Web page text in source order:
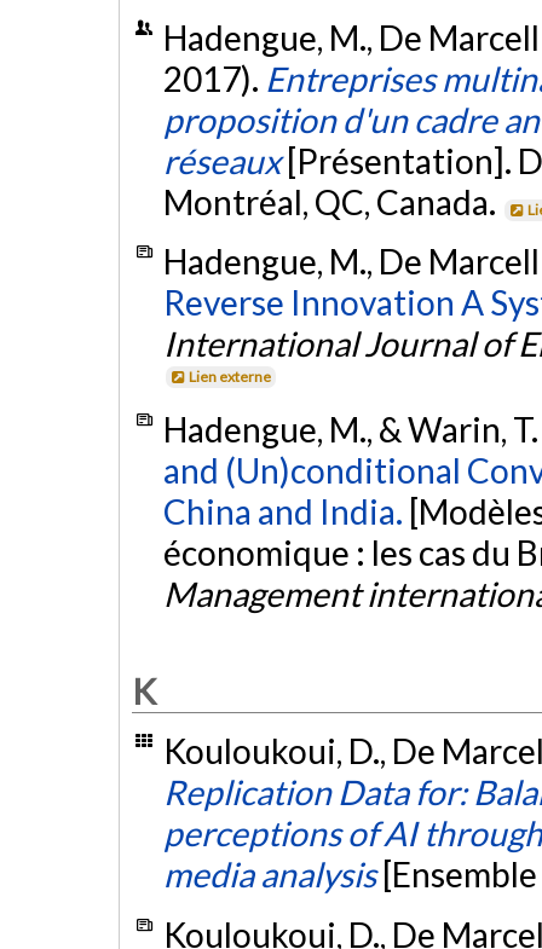
Hadengue, M., De
2017). Entreprises
proposition d'un cadre
réseaux [Présentation].
Montréal, QC, Canada.
Hadengue, M., De
Reverse Innovation A
International Journal of
Lien externe
Hadengue, M., & Warin,
and (Un)conditional
China and India.
économique : les cas du
Management
K
Kouloukoui, D., De
Replication Data for:
perceptions of AI
media analysis
Kouloukoui, D., De